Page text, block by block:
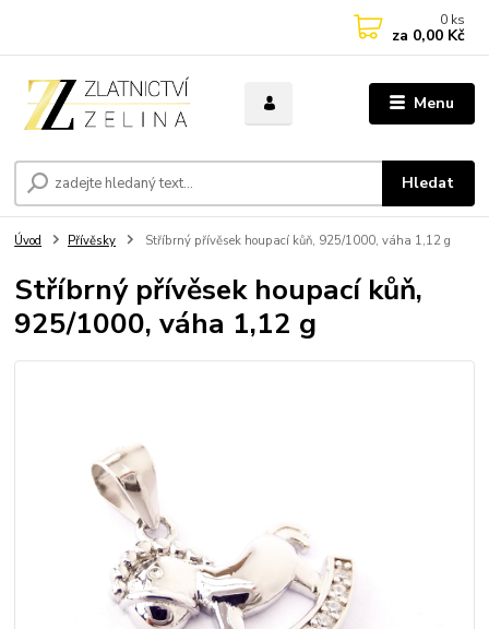
Menu
Hledat
0 ks
za 0,00 Kč
Úvod Přívěsky Stříbrný přívěsek houpací kůň, 925/1000, váha 1,12 g
Stříbrný přívěsek houpací kůň,
925/1000, váha 1,12 g